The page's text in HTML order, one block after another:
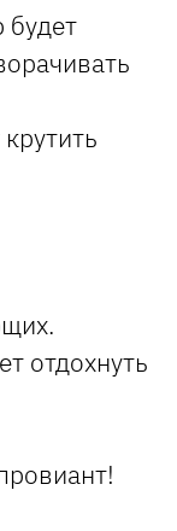
отдохнуть